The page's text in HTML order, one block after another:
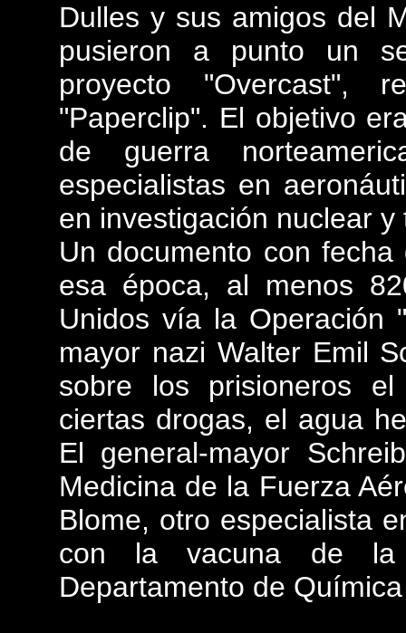
Dulles y sus amigos del
pusieron a punto un
proyecto "Overcast",
"Paperclip". El objetivo
de guerra
especialistas en
en investigación nuclear
Un documento con
esa época, al menos
Unidos vía la Operación
mayor nazi Walter Emil
sobre los prisioneros
ciertas drogas, el agua
El general-mayor
Medicina de la Fuerza
Blome, otro especialista
con la vacuna de la
Departamento de